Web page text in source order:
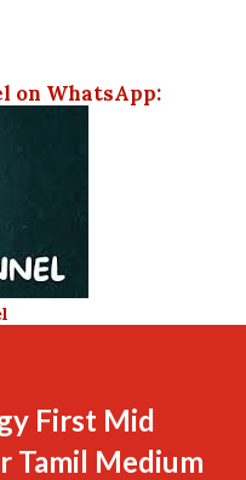
on WhatsApp:
First Mid
Tamil Medium